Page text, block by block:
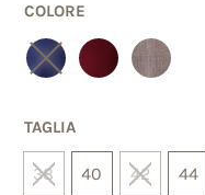
COLORE
TAGLIA
38 40 42 44